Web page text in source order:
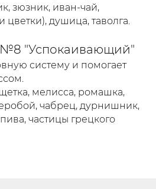
зюзник, иван-чай,
душица, таволга.
"Успокаивающий"
систему и помогает
мелисса, ромашка,
чабрец, дурнишник,
частицы грецкого